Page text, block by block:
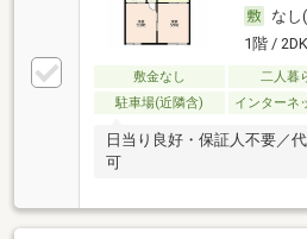
なし
1階 /
敷金なし 二人暮
駐車場(近隣含)
インターネ
日当り良好・保証人不要／
可